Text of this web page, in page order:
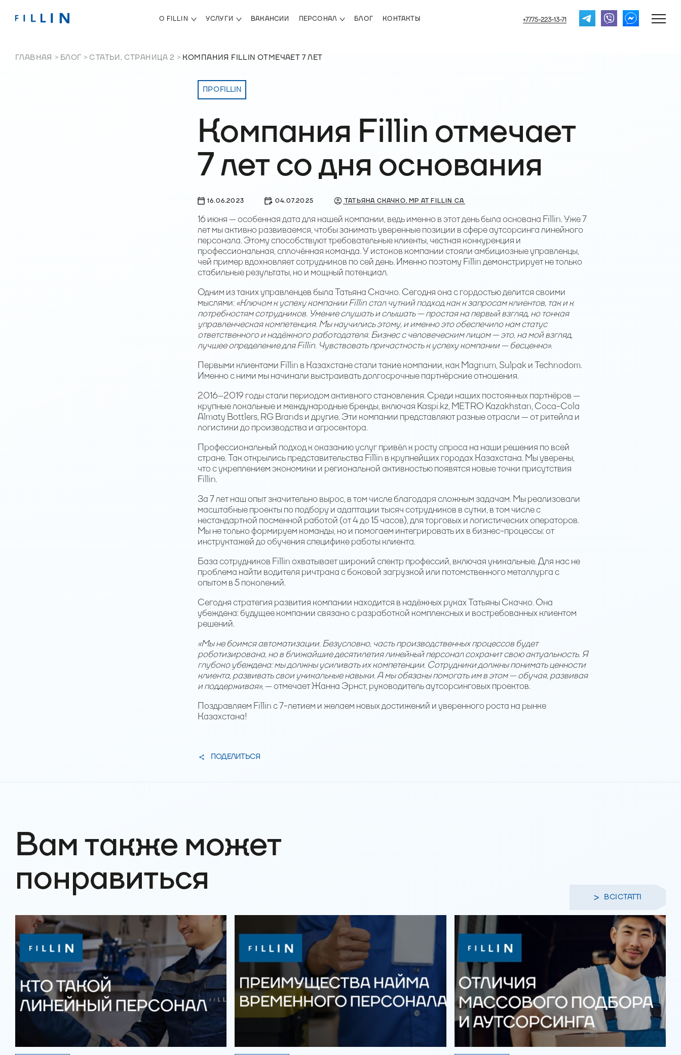
О FILLIN УСЛУГИ ВАКАНСИИ ПЕРСОНАЛ БЛОГ КОНТАКТЫ +7775-223-13-71
ГЛАВНАЯ БЛОГ СТАТЬИ, СТРАНИЦА 2 КОМПАНИЯ FILLIN ОТМЕЧАЕТ 7 ЛЕТ
ПРО FILLIN
Компания Fillin отмечает
7 лет со дня основания
16.06.2023 04.07.2025 ТАТЬЯНА СКАЧКО, MP AT FILLIN CA
16 июня — особенная дата для нашей компании, ведь именно в этот день была основана Fillin. Уже 7
лет мы активно развиваемся, чтобы занимать уверенные позиции в сфере аутсорсинга линейного
персонала. Этому способствуют требовательные клиенты, честная конкуренция и
профессиональная, сплочённая команда. У истоков компании стояли амбициозные управленцы,
чей пример вдохновляет сотрудников по сей день. Именно поэтому Fillin демонстрирует не только
стабильные результаты, но и мощный потенциал.
Одним из таких управленцев была Татьяна Скачко. Сегодня она с гордостью делится своими
мыслями: «Ключом к успеху компании Fillin стал чуткий подход как к запросам клиентов, так и к
потребностям сотрудников. Умение слушать и слышать — простая на первый взгляд, но тонкая
управленческая компетенция. Мы научились этому, и именно это обеспечило нам статус
ответственного и надёжного работодателя. Бизнес с человеческим лицом — это, на мой взгляд,
лучшее определение для Fillin. Чувствовать причастность к успеху компании — бесценно».
Первыми клиентами Fillin в Казахстане стали такие компании, как Magnum, Sulpak и Technodom.
Именно с ними мы начинали выстраивать долгосрочные партнёрские отношения.
2016–2019 годы стали периодом активного становления. Среди наших постоянных партнёров —
крупные локальные и международные бренды, включая Kaspi.kz, METRO Kazakhstan, Coca-Cola
Almaty Bottlers, RG Brands и другие. Эти компании представляют разные отрасли — от ритейла и
логистики до производства и агросектора.
Профессиональный подход к оказанию услуг привёл к росту спроса на наши решения по всей
стране. Так открылись представительства Fillin в крупнейших городах Казахстана. Мы уверены,
что с укреплением экономики и региональной активностью появятся новые точки присутствия
Fillin.
За 7 лет наш опыт значительно вырос, в том числе благодаря сложным задачам. Мы реализовали
масштабные проекты по подбору и адаптации тысяч сотрудников в сутки, в том числе с
нестандартной посменной работой (от 4 до 15 часов), для торговых и логистических операторов.
Мы не только формируем команды, но и помогаем интегрировать их в бизнес-процессы: от
инструктажей до обучения специфике работы клиента.
База сотрудников Fillin охватывает широкий спектр профессий, включая уникальные. Для нас не
проблема найти водителя ричтрака с боковой загрузкой или потомственного металлурга с
опытом в 5 поколений.
Сегодня стратегия развития компании находится в надёжных руках Татьяны Скачко. Она
убеждена: будущее компании связано с разработкой комплексных и востребованных клиентом
решений.
«Мы не боимся автоматизации. Безусловно, часть производственных процессов будет
роботизирована, но в ближайшие десятилетия линейный персонал сохранит свою актуальность. Я
глубоко убеждена: мы должны усиливать их компетенции. Сотрудники должны понимать ценности
клиента, развивать свои уникальные навыки. А мы обязаны помогать им в этом — обучая, развивая
и поддерживая»,— отмечает Жанна Эрнст, руководитель аутсорсинговых проектов.
Поздравляем Fillin с 7-летием и желаем новых достижений и уверенного роста на рынке
Казахстана!
ПОДЕЛИТЬСЯ
Вам также может
понравиться ВСІ СТАТТІ